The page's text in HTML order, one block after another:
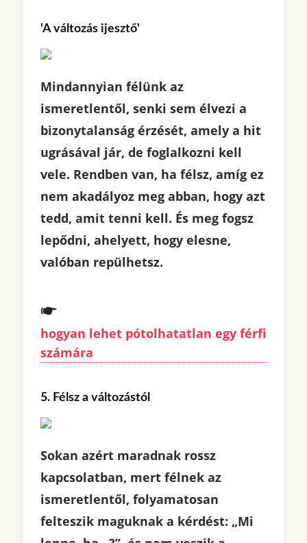
'A változás ijesztő'
Mindannyian félünk az
ismeretlentől, senki sem élvezi a
bizonytalanság érzését, amely a hit
ugrásával jár, de foglalkozni kell
vele. Rendben van, ha félsz, amíg ez
nem akadályoz meg abban, hogy azt
tedd, amit tenni kell. És meg fogsz
lepődni, ahelyett, hogy elesne,
valóban repülhetsz.
hogyan lehet pótolhatatlan egy férfi
számára
5. Félsz a változástól
Sokan azért maradnak rossz
kapcsolatban, mert félnek az
ismeretlentől, folyamatosan
felteszik maguknak a kérdést: „Mi